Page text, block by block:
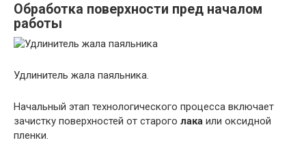
Обработка поверхности пред началом
работы
Удлинитель жала паяльника.
Начальный этап технологического процесса включает
зачистку поверхностей от старого лака или оксидной
пленки.